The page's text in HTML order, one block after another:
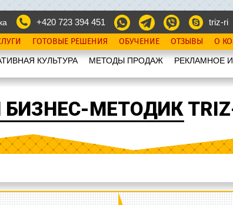
+420 723 394 451 triz-ri
ГОТОВЫЕ РЕШЕНИЯ ОБУЧЕНИЕ ОТЗЫВЫ О
КУЛЬТУРА МЕТОДЫ ПРОДАЖ РЕКЛАМНОЕ
МЕТОДИК